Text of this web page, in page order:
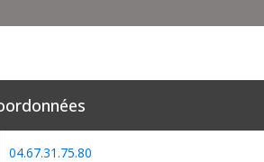
04.67.31.75.80